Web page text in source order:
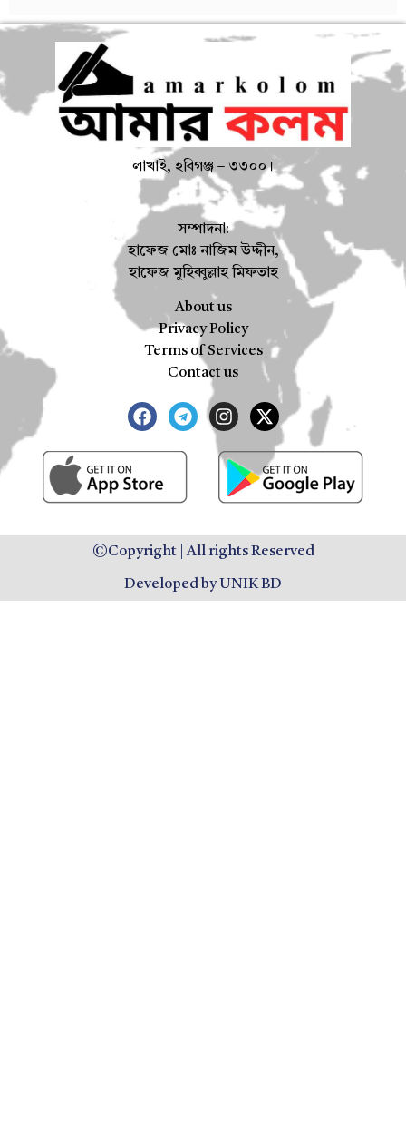
লাখাই, হবিগঞ্জ – ৩৩০০।
সম্পাদনা:
হাফেজ মোঃ নাজিম উদ্দীন,
হাফেজ মুহিব্বুল্লাহ মিফতাহ
About us
Privacy Policy
Terms of Services
Contact us
©Copyright | All rights Reserved
Developed by UNIK BD